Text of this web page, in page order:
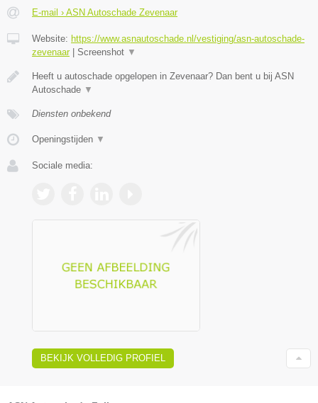
E-mail › ASN Autoschade Zevenaar
Website: https://www.asnautoschade.nl/vestiging/asn-autoschade-
zevenaar| Screenshot ▼
Heeft u autoschade opgelopen in Zevenaar? Dan bent u bij ASN
Autoschade ▼
Diensten onbekend
Openingstijden ▼
Sociale media:
BEKIJK VOLLEDIG PROFIEL